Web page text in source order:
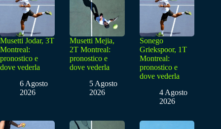
Musetti Jodar, 3T
Montreal:
pronostico e
dove vederla
6 Agosto
2026
Musetti Mejia,
2T Montreal:
pronostico e
dove vederla
5 Agosto
2026
Sonego
Griekspoor, 1T
Montreal:
pronostico e
dove vederla
4 Agosto
2026